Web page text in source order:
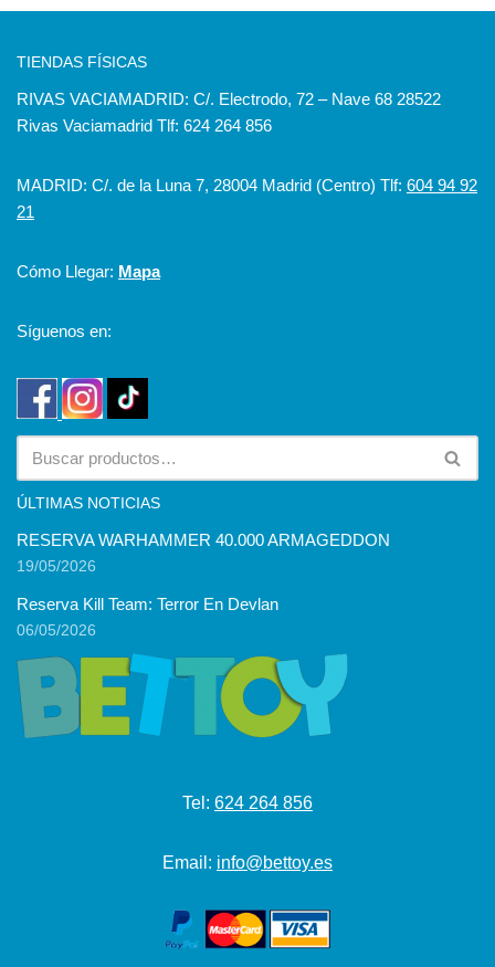
TIENDAS FÍSICAS
RIVAS VACIAMADRID: C/. Electrodo, 72 – Nave 68 28522
Rivas Vaciamadrid Tlf: 624 264 856
MADRID: C/. de la Luna 7, 28004 Madrid (Centro) Tlf: 604 94 92
21
Cómo Llegar: Mapa
Síguenos en:
ÚLTIMAS NOTICIAS
RESERVA WARHAMMER 40.000 ARMAGEDDON
19/05/2026
Reserva Kill Team: Terror En Devlan
06/05/2026
Tel: 624 264 856
Email: info@bettoy.es